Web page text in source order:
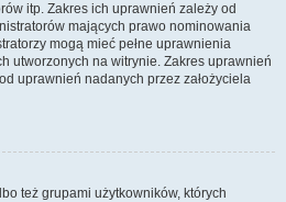
itp. Zakres ich uprawnień zależy od
mających prawo nominowania
mogą mieć pełne uprawnienia
utworzonych na witrynie. Zakres uprawnień
uprawnień nadanych przez założyciela
też grupami użytkowników, których